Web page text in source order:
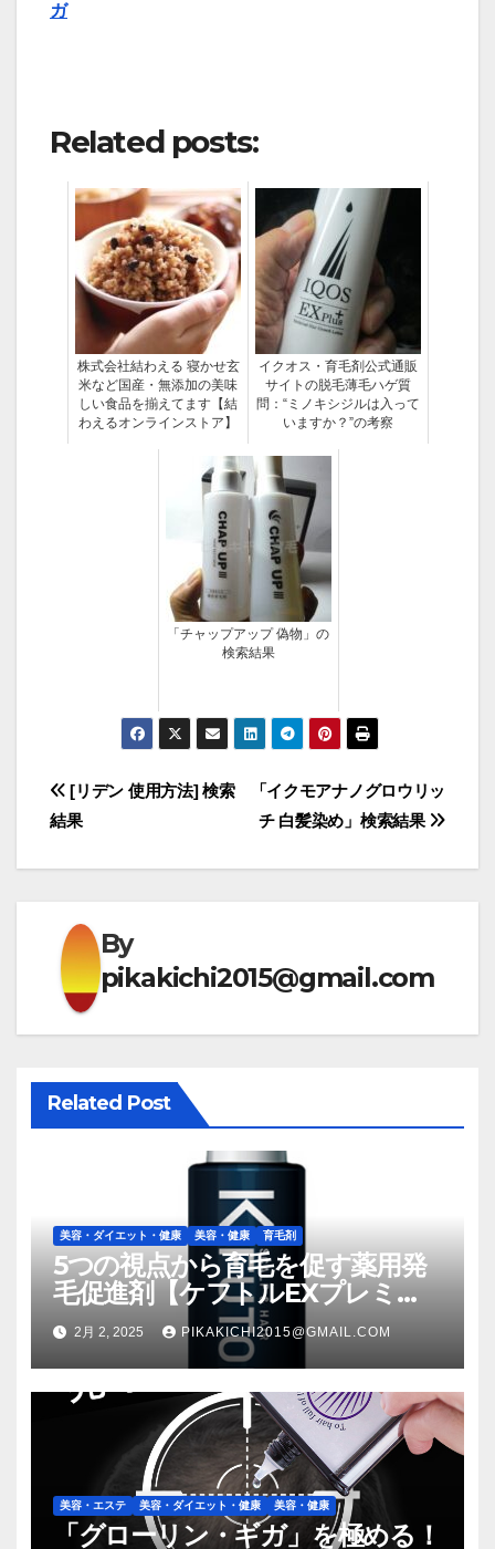
ガ
Related posts:
株式会社結わえる 寝かせ玄
米など国産・無添加の美味
しい食品を揃えてます【結
わえるオンラインストア】
イクオス・育毛剤公式通販
サイトの脱毛薄毛ハゲ質
問：“ミノキシジルは入って
いますか？”の考察
「チャップアップ 偽物」の
検索結果
投
稿
ビ
ゲ
ー
ョ
「イクモアナノグロウリッ
チ 白髪染め」検索結果
[リデン 使用方法] 検索
結果
By
pikakichi2015@gmail.com
Related Post
美容・ダイエット・健康 美容・健康 育毛剤
5つの視点から育毛を促す薬用発
毛促進剤【ケフトルEXプレミア
ム】
2月 2, 2025 PIKAKICHI2015@GMAIL.COM
美容・エステ 美容・ダイエット・健康 美容・健康
「グローリン・ギガ」を極める！